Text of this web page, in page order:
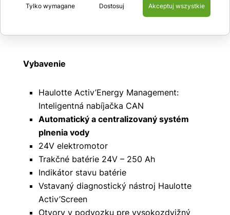
prístup k nakladacím rampám nákladných
Vybavenie
Haulotte Activ’Energy Management:
Inteligentná nabíjačka CAN
Automatický a centralizovaný systém
plnenia vody
24V elektromotor
Trakčné batérie 24V – 250 Ah
Indikátor stavu batérie
Vstavaný diagnostický nástroj Haulotte
Activ’Screen
Otvory v podvozku pre vysokozdvižný
Dostosuj
Tylko wymagane Akceptuj wszystkie